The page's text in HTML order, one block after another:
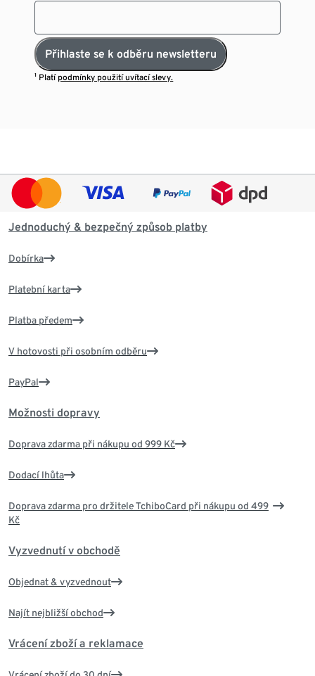
Přihlaste se k odběru newsletteru
¹ Platí podmínky použití uvítací slevy.
Jednoduchý & bezpečný způsob platby
Dobírka
Platební karta
Platba předem
V hotovosti při osobním odběru
PayPal
Možnosti dopravy
Doprava zdarma při nákupu od 999 Kč
Dodací lhůta
Doprava zdarma pro držitele TchiboCard při nákupu od 499
Kč
Vyzvednutí v obchodě
Objednat & vyzvednout
Najít nejbližší obchod
Vrácení zboží a reklamace